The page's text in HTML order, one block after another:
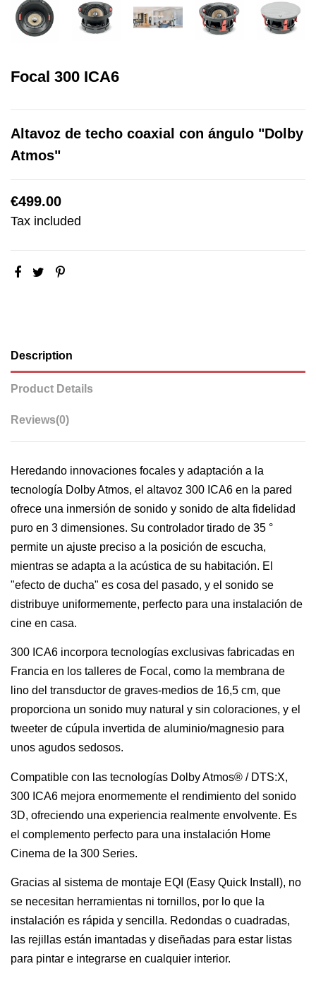
Focal 300 ICA6
Altavoz de techo coaxial con ángulo "Dolby
Atmos"
€499.00
Tax included
Description
Product Details
Reviews(0)
Heredando innovaciones focales y adaptación a la
tecnología Dolby Atmos, el altavoz 300 ICA6 en la pared
ofrece una inmersión de sonido y sonido de alta fidelidad
puro en 3 dimensiones. Su controlador tirado de 35 °
permite un ajuste preciso a la posición de escucha,
mientras se adapta a la acústica de su habitación. El
"efecto de ducha" es cosa del pasado, y el sonido se
distribuye uniformemente, perfecto para una instalación de
cine en casa.
300 ICA6 incorpora tecnologías exclusivas fabricadas en
Francia en los talleres de Focal, como la membrana de
lino del transductor de graves-medios de 16,5 cm, que
proporciona un sonido muy natural y sin coloraciones, y el
tweeter de cúpula invertida de aluminio/magnesio para
unos agudos sedosos.
Compatible con las tecnologías Dolby Atmos® / DTS:X,
300 ICA6 mejora enormemente el rendimiento del sonido
3D, ofreciendo una experiencia realmente envolvente. Es
el complemento perfecto para una instalación Home
Cinema de la 300 Series.
Gracias al sistema de montaje EQI (Easy Quick Install), no
se necesitan herramientas ni tornillos, por lo que la
instalación es rápida y sencilla. Redondas o cuadradas,
las rejillas están imantadas y diseñadas para estar listas
para pintar e integrarse en cualquier interior.